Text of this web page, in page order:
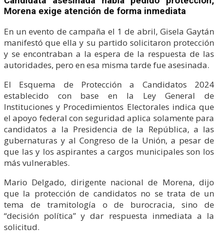
Morena exige atención de forma inmediata
En un evento de campaña el 1 de abril, Gisela Gaytán
manifestó que ella y su partido solicitaron protección
y se encontraban a la espera de la respuesta de las
autoridades, pero en esa misma tarde fue asesinada.
El Esquema de Protección a Candidatos 2024
establecido con base en la Ley General de
Instituciones y Procedimientos Electorales indica que
el apoyo federal con seguridad aplica solamente para
candidatos a la Presidencia de la República, a las
gubernaturas y al Congreso de la Unión, a pesar de
que las y los aspirantes a cargos municipales son los
más vulnerables.
Mario Delgado, dirigente nacional de Morena, dijo
que la protección de candidatos no se trata de un
tema de tramitología o de burocracia, sino de
“decisión política” y dar respuesta inmediata a la
solicitud.